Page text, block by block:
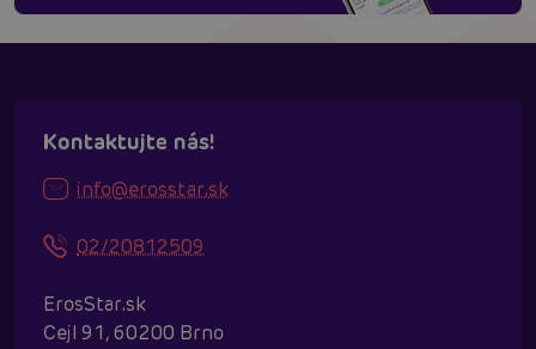
Kontaktujte nás!
info@erosstar.sk
02/20812509
ErosStar.sk
Cejl 91, 60200 Brno